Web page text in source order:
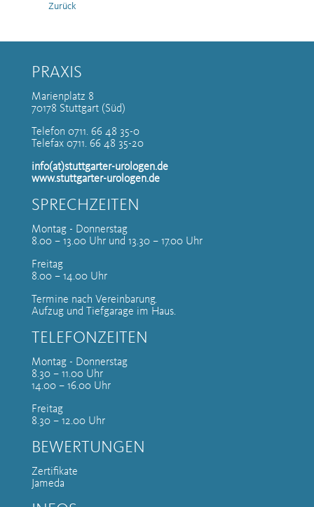
Zurück
PRAXIS
Marienplatz 8
70178 Stuttgart (Süd)
Telefon 0711. 66 48 35-0
Telefax 0711. 66 48 35-20
info(at)stuttgarter-urologen.de
www.stuttgarter-urologen.de
SPRECHZEITEN
Montag - Donnerstag
8.00 – 13.00 Uhr und 13.30 – 17.00 Uhr
Freitag
8.00 – 14.00 Uhr
Termine nach Vereinbarung.
Aufzug und Tiefgarage im Haus.
TELEFONZEITEN
Montag - Donnerstag
8.30 – 11.00 Uhr
14.00 – 16.00 Uhr
Freitag
8.30 – 12.00 Uhr
BEWERTUNGEN
Zertifikate
Jameda